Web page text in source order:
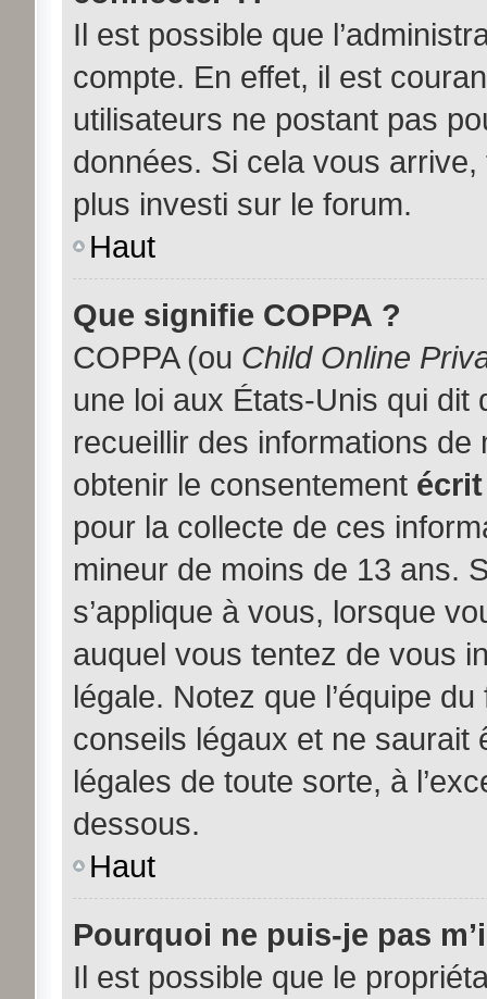
Il est possible que
compte. En effet, il est
utilisateurs ne postant pas
données. Si cela vous
plus investi sur le forum.
Haut
Que signifie COPPA ?
COPPA (ou Child Online
une loi aux États-Unis qui
recueillir des informations
obtenir le consentement écrit
pour la collecte de ces
mineur de moins de 13 ans.
s’applique à vous, lorsque
auquel vous tentez de vous
légale. Notez que l’équipe
conseils légaux et ne saurait
légales de toute sorte, à
dessous.
Haut
Pourquoi ne puis-je pas
Il est possible que le